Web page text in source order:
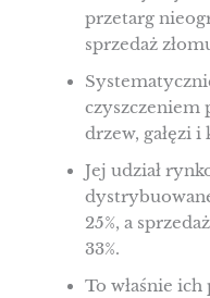
przetarg
sprzedaż
czyszczeniem
drzew, gałęzi i
Jej udział
25%, a
33%.
To właśnie